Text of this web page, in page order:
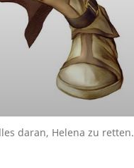
daran, Helena zu retten.